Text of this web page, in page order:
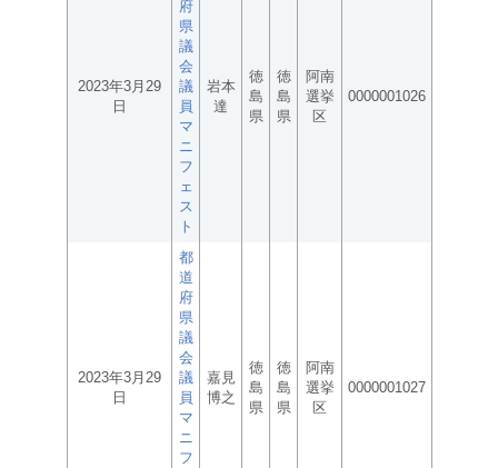
2023年3月29
日
府
県
議
会
議
員
マ
ニ
フ
ェ
ス
ト
岩本
達
徳
島
県
徳
島
県
阿南
選挙
区
0000001026
2023年3月29
日
都
道
府
県
議
会
議
員
マ
ニ
フ
嘉見
博之
徳
島
県
徳
島
県
阿南
選挙
区
0000001027